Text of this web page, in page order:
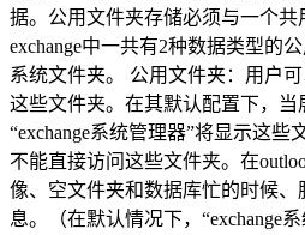
据。公用文件夹存储必须与一个共
exchange中一共有2种数据类型的
系统文件夹。 公用文件夹：用户
这些文件夹。在其默认配置下，当
“exchange系统管理器”将显示这些
不能直接访问这些文件夹。在
像、空文件夹和数据库忙的时候
息。（在默认情况下，“exchange